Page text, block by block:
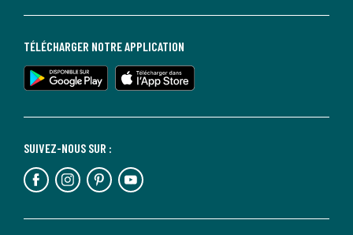
SUIVEZ-NOUS SUR :
TÉLÉCHARGER NOTRE APPLICATION